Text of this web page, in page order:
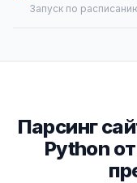
Запуск по
Парсинг
Python